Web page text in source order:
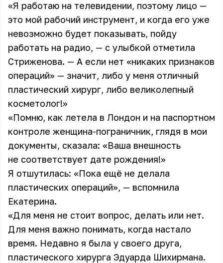
«Я работаю на телевидении, поэтому лицо —
это мой рабочий инструмент, и когда его уже
невозможно будет показывать, пойду
работать на радио, — с улыбкой отметила
Стриженова. — А если нет «никаких признаков
операций» — значит, либо у меня отличный
пластический хирург, либо великолепный
косметолог!»
«Помню, как летела в Лондон и на паспортном
контроле женщина-пограничник, глядя в мои
документы, сказала: «Ваша внешность
не соответствует дате рождения!»
Я отшутилась: «Пока ещё не делала
пластических операций», — вспомнила
Екатерина.
«Для меня не стоит вопрос, делать или нет.
Для меня важно понимать, когда настало
время. Недавно я была у своего друга,
пластического хирурга Эдуарда Шихирмана.